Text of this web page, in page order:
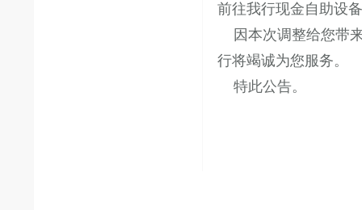
前往我行现金自助设
因本次调整给您带
行将竭诚为您服务。
特此公告。